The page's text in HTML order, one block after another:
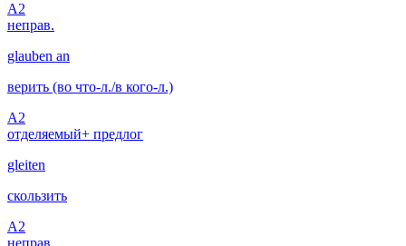
A2
неправ.
glauben an
верить (во что-л./в кого-л.)
A2
отделяемый+ предлог
gleiten
скользить
A2